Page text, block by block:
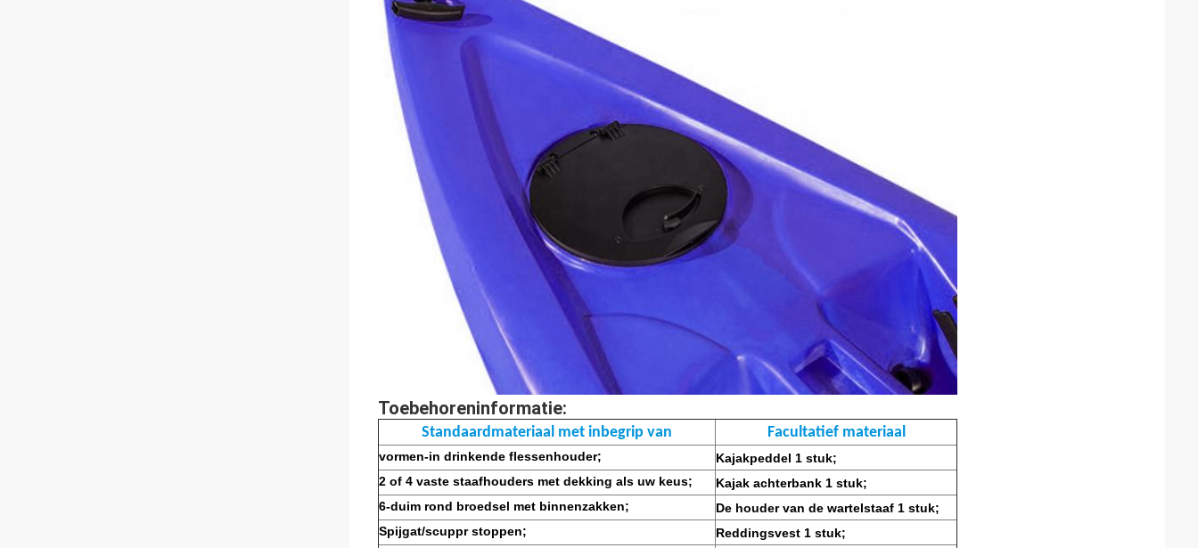
Toebehoreninformatie:
Standaardmateriaal met inbegrip van Facultatief materiaal
vormen-in drinkende flessenhouder;
Kajakpeddel 1 stuk;
2 of 4 vaste staafhouders met dekking als uw keus;
Kajak achterbank 1 stuk;
6-duim rond broedsel met binnenzakken;
De houder van de wartelstaaf 1 stuk;
Spijgat/scuppr stoppen;
Reddingsvest 1 stuk;